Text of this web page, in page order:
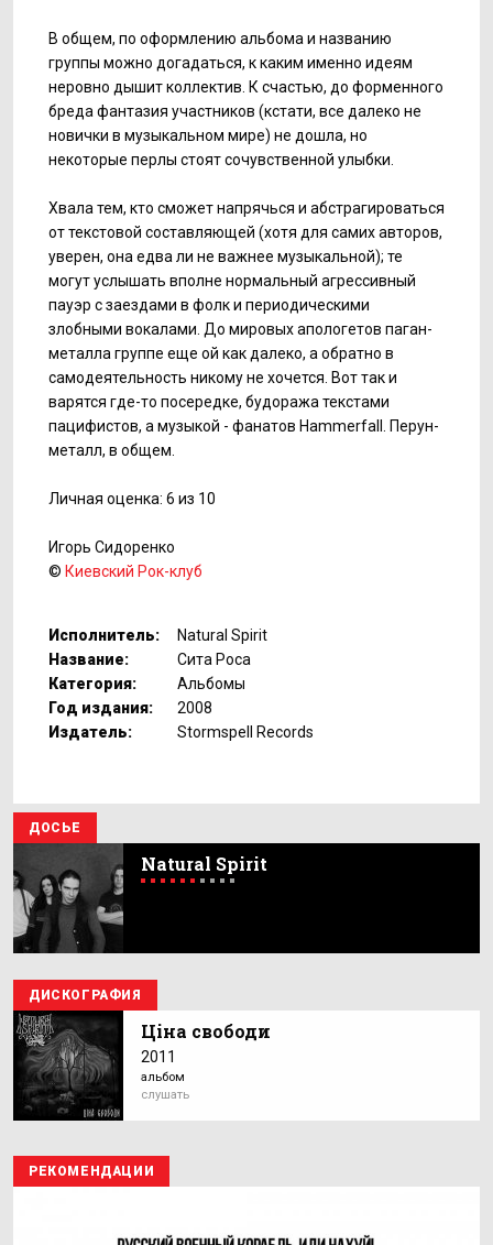
В общем, по оформлению альбома и названию
группы можно догадаться, к каким именно идеям
неровно дышит коллектив. К счастью, до форменного
бреда фантазия участников (кстати, все далеко не
новички в музыкальном мире) не дошла, но
некоторые перлы стоят сочувственной улыбки.
Хвала тем, кто сможет напрячься и абстрагироваться
от текстовой составляющей (хотя для самих авторов,
уверен, она едва ли не важнее музыкальной); те
могут услышать вполне нормальный агрессивный
пауэр с заездами в фолк и периодическими
злобными вокалами. До мировых апологетов паган-
металла группе еще ой как далеко, а обратно в
самодеятельность никому не хочется. Вот так и
варятся где-то посередке, будоража текстами
пацифистов, а музыкой - фанатов Hammerfall. Перун-
металл, в общем.
Личная оценка: 6 из 10
Игорь Сидоренко
© Киевский Рок-клуб
Исполнитель:
Natural Spirit
Название:
Сита Роса
Категория:
Альбомы
Год издания:
2008
Издатель:
Stormspell Records
ДОСЬЕ
Natural Spirit
ДИСКОГРАФИЯ
Ціна свободи
2011
альбом
слушать
РЕКОМЕНДАЦИИ